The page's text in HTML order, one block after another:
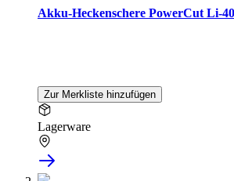
Akku-Heckenschere PowerCut Li-
Zur Merkliste hinzufügen
Lagerware